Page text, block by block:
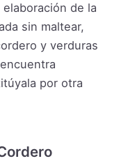
de la
sin maltear,
y verduras
por otra